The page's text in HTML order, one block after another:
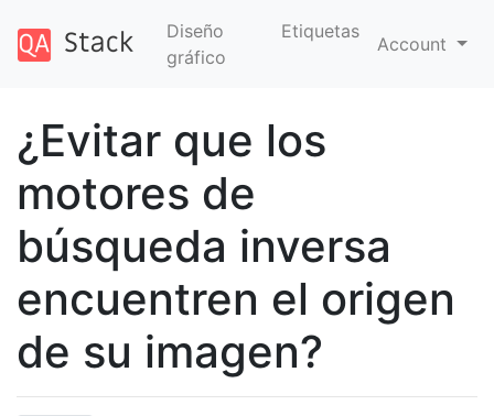
Diseño
gráfico
Etiquetas
Account
¿Evitar que los
motores de
búsqueda inversa
encuentren el origen
de su imagen?